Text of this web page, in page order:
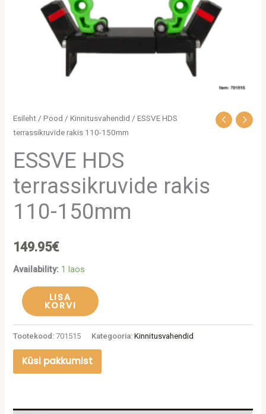
Esileht /Pood /Kinnitusvahendid / ESSVE HDS
terrassikruvide rakis 110-150mm
ESSVE HDS
terrassikruvide rakis
110-150mm
149.95€
Availability: 1 laos
LISA
KORVI
Tootekood:701515 Kategooria:Kinnitusvahendid
Küsi pakkumist